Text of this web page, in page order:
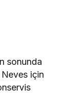
sonunda
için